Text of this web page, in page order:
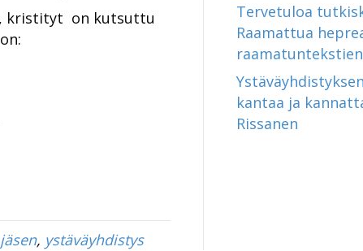
kristityt on kutsuttu
jäsen, ystäväyhdistys
Tervetuloa
Raamattua
kantaa ja
Rissanen